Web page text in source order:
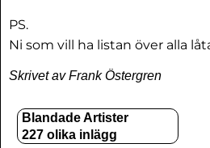
PS.
Ni som vill ha listan över alla
Skrivet av Frank Östergren
Blandade Artister
227 olika inlägg